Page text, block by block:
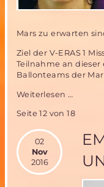
Mars zu erwarten
Ziel der V-ERAS 1
Teilnahme an
Ballonteams der
Weiterlesen …
1:
über
Virtual
Mars
Seite 12 von 18
02
Nov
2016